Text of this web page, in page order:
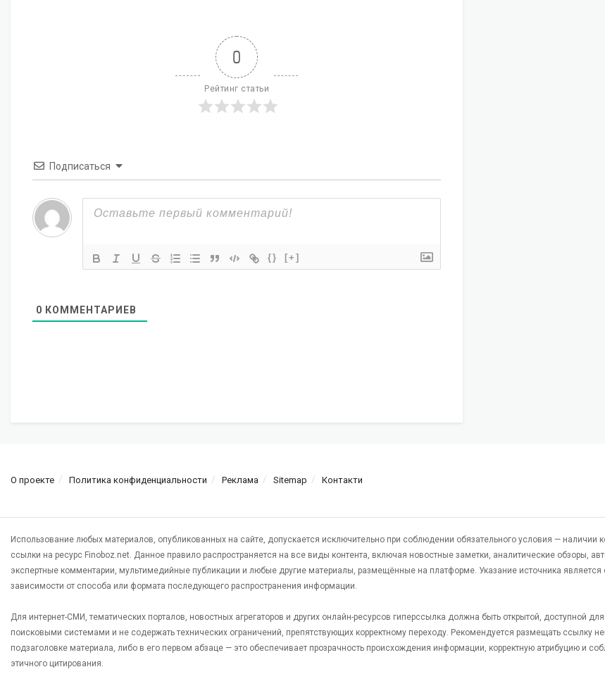
0
Рейтинг статьи
Подписаться
{} [+]
0 КОММЕНТАРИЕВ
О проекте Политика конфиденциальности Реклама Sitemap Контакти
Использование любых материалов, опубликованных на сайте, допускается исключительно при соблюдении обязательного условия — наличии
ссылки на ресурс Finoboz.net. Данное правило распространяется на все виды контента, включая новостные заметки, аналитические обзоры,
экспертные комментарии, мультимедийные публикации и любые другие материалы, размещённые на платформе. Указание источника является
зависимости от способа или формата последующего распространения информации.
Для интернет-СМИ, тематических порталов, новостных агрегаторов и других онлайн-ресурсов гиперссылка должна быть открытой, доступной
поисковыми системами и не содержать технических ограничений, препятствующих корректному переходу. Рекомендуется размещать ссылку
подзаголовке материала, либо в его первом абзаце — это обеспечивает прозрачность происхождения информации, корректную атрибуцию и
этичного цитирования.